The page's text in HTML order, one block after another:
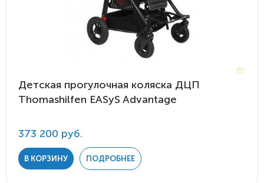
Детская прогулочная коляска ДЦП
Thomashilfen EASyS Advantage
373 200 руб.
В КОРЗИНУ ПОДРОБНЕЕ